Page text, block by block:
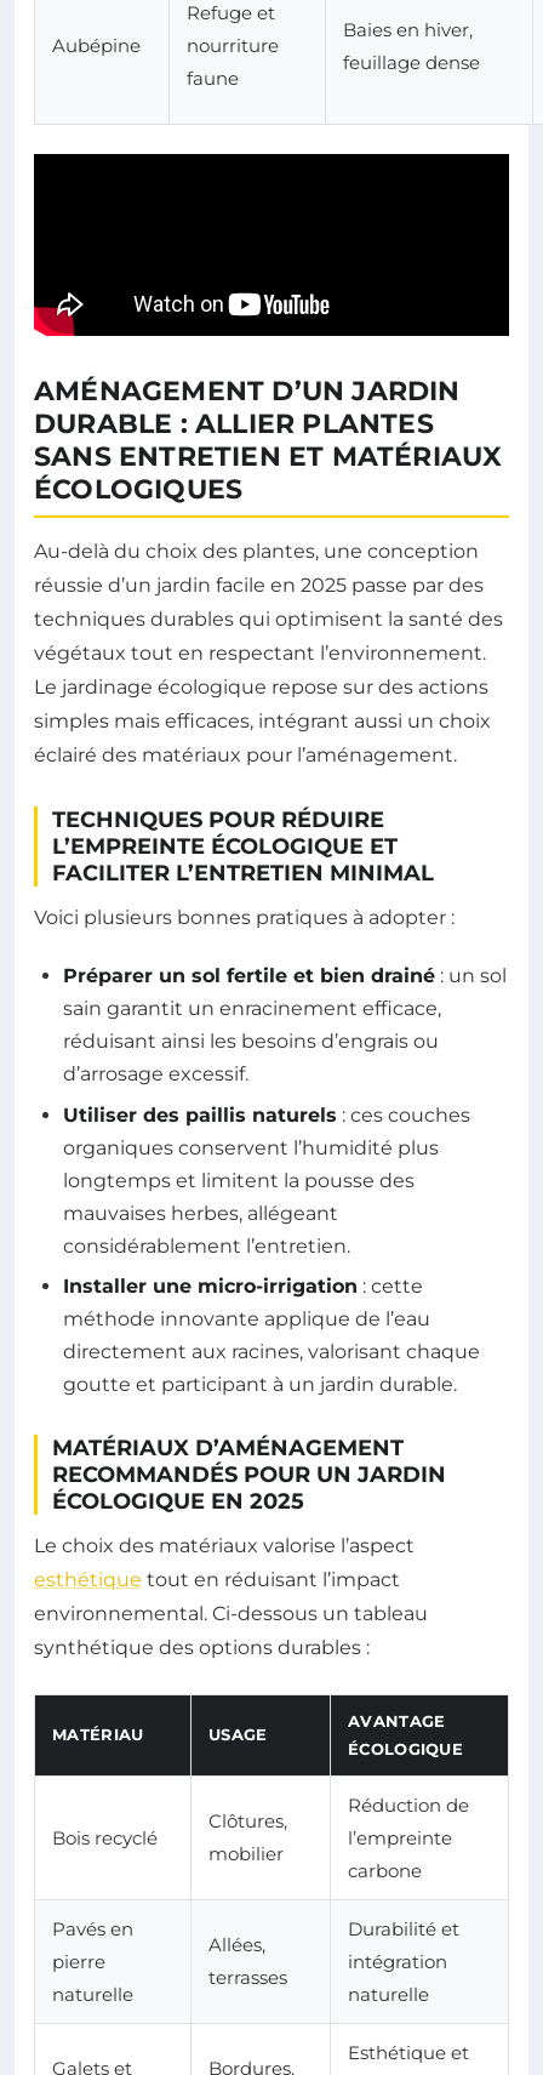
Aubépine
Refuge et
nourriture
faune
Baies en hiver,
feuillage dense
AMÉNAGEMENT D’UN JARDIN
DURABLE : ALLIER PLANTES
SANS ENTRETIEN ET MATÉRIAUX
ÉCOLOGIQUES
Au-delà du choix des plantes, une conception
réussie d’un jardin facile en 2025 passe par des
techniques durables qui optimisent la santé des
végétaux tout en respectant l’environnement.
Le jardinage écologique repose sur des actions
simples mais efficaces, intégrant aussi un choix
éclairé des matériaux pour l’aménagement.
TECHNIQUES POUR RÉDUIRE
L’EMPREINTE ÉCOLOGIQUE ET
FACILITER L’ENTRETIEN MINIMAL
Voici plusieurs bonnes pratiques à adopter :
Préparer un sol fertile et bien drainé : un sol
sain garantit un enracinement efficace,
réduisant ainsi les besoins d’engrais ou
d’arrosage excessif.
Utiliser des paillis naturels : ces couches
organiques conservent l’humidité plus
longtemps et limitent la pousse des
mauvaises herbes, allégeant
considérablement l’entretien.
Installer une micro-irrigation : cette
méthode innovante applique de l’eau
directement aux racines, valorisant chaque
goutte et participant à un jardin durable.
MATÉRIAUX D’AMÉNAGEMENT
RECOMMANDÉS POUR UN JARDIN
ÉCOLOGIQUE EN 2025
Le choix des matériaux valorise l’aspect
esthétique tout en réduisant l’impact
environnemental. Ci-dessous un tableau
synthétique des options durables :
MATÉRIAU USAGE
AVANTAGE
ÉCOLOGIQUE
Bois recyclé
Clôtures,
mobilier
Réduction de
l’empreinte
carbone
Pavés en
pierre
naturelle
Allées,
terrasses
Durabilité et
intégration
naturelle
Galets et Bordures,
Esthétique et